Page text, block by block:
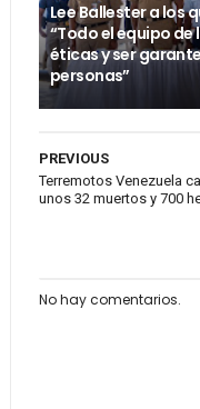
Lee Ballester a los
“Todo el equipo
éticas y ser
personas”
PREVIOUS
Terremotos Venezuela
unos 32 muertos y 700
No hay comentarios.